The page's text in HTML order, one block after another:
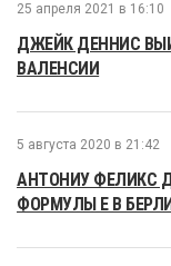
25 апреля 2021 в 16:10
ДЖЕЙК ДЕННИС
ВАЛЕНСИИ
5 августа 2020 в 21:42
АНТОНИУ ФЕЛИКС
ФОРМУЛЫ E В